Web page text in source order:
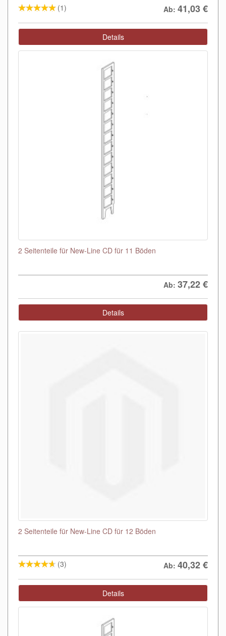
(1) Ab: 41,03€
Details
2 Seitenteile für New-Line CD für 11 Böden
Ab: 37,22€
Details
2 Seitenteile für New-Line CD für 12 Böden
(3) Ab: 40,32€
Details